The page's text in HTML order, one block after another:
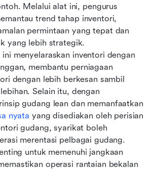
Melalui alat ini, pengurus
trend tahap inventori,
permintaan yang tepat dan
yang lebih strategik.
ini menyelaraskan inventori dengan
membantu perniagaan
dengan lebih berkesan sambil
Selain itu, dengan
nyata yang disediakan oleh perisian
gudang, syarikat boleh
merentasi pelbagai gudang.
untuk memenuhi jangkaan
operasi rantaian bekalan